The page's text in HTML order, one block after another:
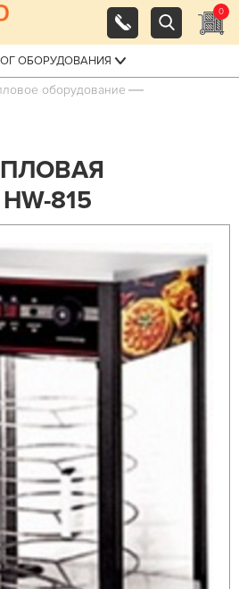
0
ОБОРУДОВАНИЯ
оборудование
815